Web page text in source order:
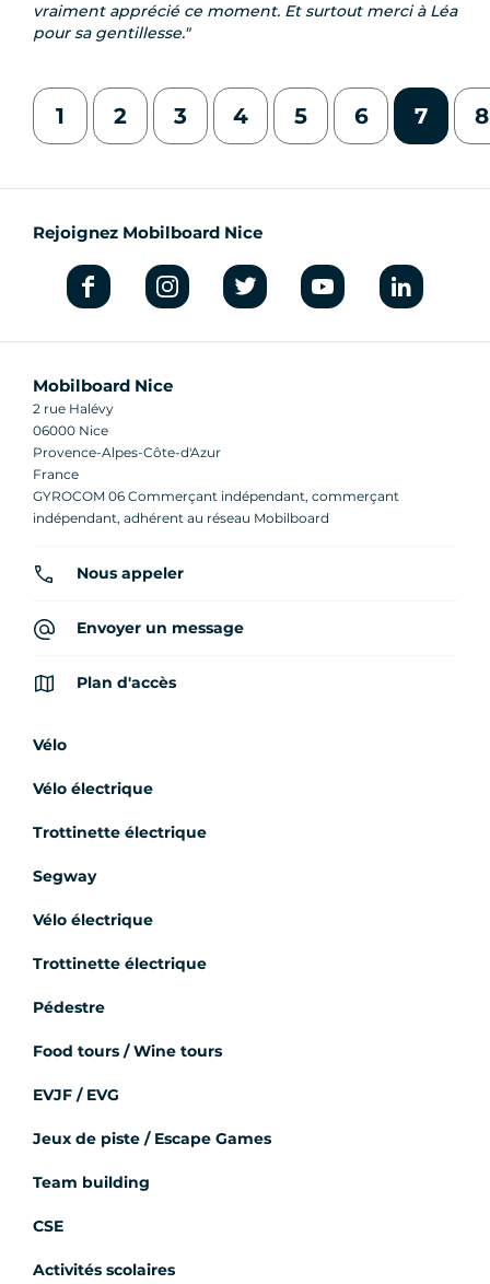
vraiment apprécié ce moment. Et surtout merci à Léa
pour sa gentillesse.
1 2 3 4 5 6 7 8
Rejoignez Mobilboard Nice
Mobilboard Nice
2 rue Halévy
06000 Nice
Provence-Alpes-Côte-d'Azur
France
GYROCOM 06 Commerçant indépendant, commerçant
indépendant, adhérent au réseau Mobilboard
Nous appeler
Envoyer un message
Plan d'accès
Vélo
Vélo électrique
Trottinette électrique
Segway
Vélo électrique
Trottinette électrique
Pédestre
Food tours / Wine tours
EVJF / EVG
Jeux de piste / Escape Games
Team building
CSE
Activités scolaires